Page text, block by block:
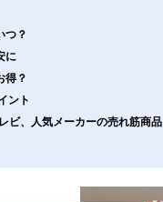
つ？
に
得？
ント
ビ、人気メーカーの売れ筋商品